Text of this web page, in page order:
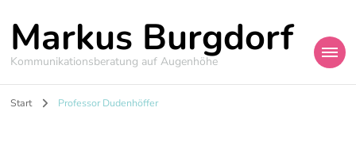
Markus Burgdorf
Kommunikationsberatung auf Augenhöhe
Start Professor Dudenhöffer